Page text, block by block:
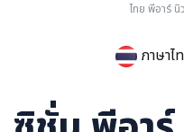
กิจกรรม
ไทย พีอาร์ นิ
ภาษาไ